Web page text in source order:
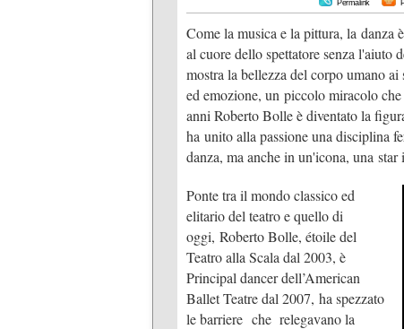
Permalink
Come la musica e la pittura, la danza
al cuore dello spettatore senza l'aiuto
mostra la bellezza del corpo umano
ed emozione, un piccolo miracolo
anni Roberto Bolle è diventato la
ha unito alla passione una disciplina
danza, ma anche in un'icona, una star
Ponte tra il mondo classico ed
elitario del teatro e quello di
oggi, Roberto Bolle, étoile del
Teatro alla Scala dal 2003, è
Principal dancer dell’American
Ballet Teatre dal 2007, ha spezzato
le barriere che relegavano la